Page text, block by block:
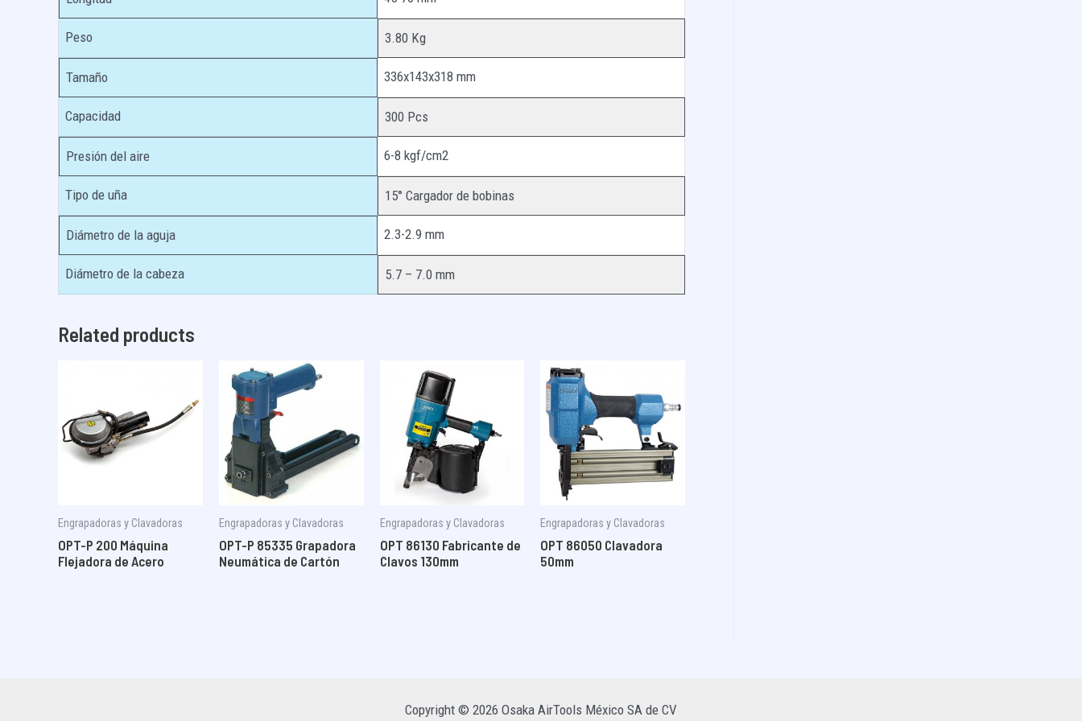
Peso 3.80 Kg
Tamaño 336x143x318 mm
Capacidad 300 Pcs
Presión del aire 6-8 kgf/cm2
Tipo de uña 15° Cargador de bobinas
Diámetro de la aguja 2.3-2.9 mm
Diámetro de la cabeza 5.7 – 7.0 mm
Related products
Engrapadoras y Clavadoras
OPT-P 200 Máquina
Flejadora de Acero
Engrapadoras y Clavadoras
OPT-P 85335 Grapadora
Neumática de Cartón
Engrapadoras y Clavadoras
OPT 86130 Fabricante de
Clavos 130mm
Engrapadoras y Clavadoras
OPT 86050 Clavadora
50mm
Copyright © 2026 Osaka AirTools México SA de CV